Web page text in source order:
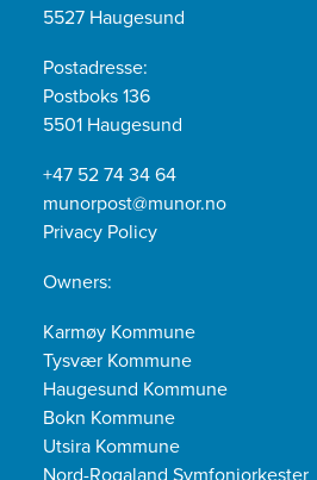
5527 Haugesund
Postadresse:
Postboks 136
5501 Haugesund
+47 52 74 34 64
munorpost@munor.no
Privacy Policy
Owners:
Karmøy Kommune
Tysvær Kommune
Haugesund Kommune
Bokn Kommune
Utsira Kommune
Nord-Rogaland Symfoniorkester